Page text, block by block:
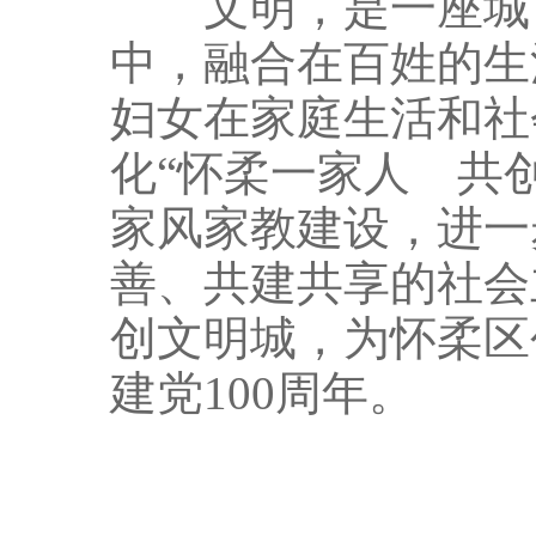
中，融合在百姓的
妇女在家庭生活和
化“怀柔一家人 共
家风家教建设，进
善、共建共享的社
创文明城，为怀柔
建党100周年。